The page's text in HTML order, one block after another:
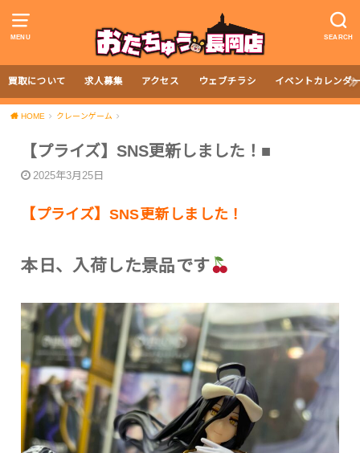
MENU SEARCH
買取について 求人募集 アクセス ウェブチラシ イベントカレンダ
HOME クレーンゲーム
【プライズ】SNS更新しました！■
2025年3月25日
【プライズ】SNS更新しました！
本日、入荷した景品です